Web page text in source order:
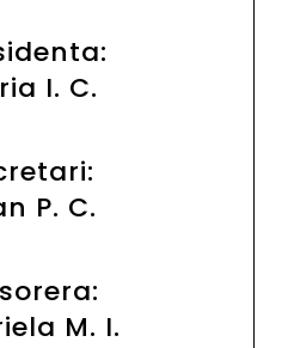
I. C.
P. C.
M. I.